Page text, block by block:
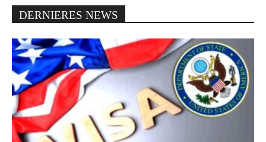
DERNIERES NEWS